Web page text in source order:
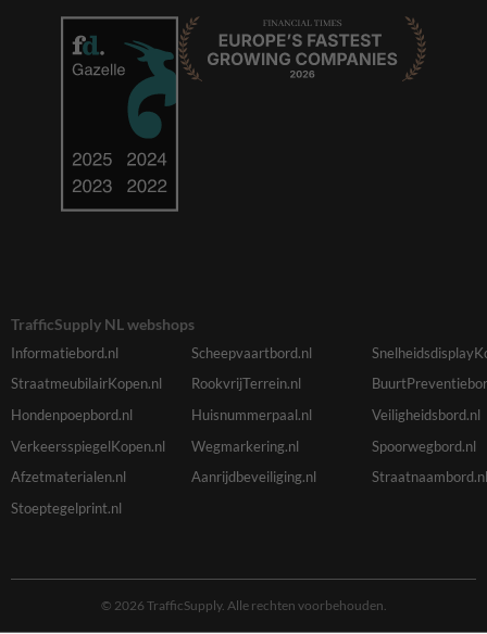
TrafficSupply NL webshops
Informatiebord.nl Scheepvaartbord.nl
StraatmeubilairKopen.nl
RookvrijTerrein.nl
Hondenpoepbord.nl
Huisnummerpaal.nl
Veiligheidsbord.nl
VerkeersspiegelKopen.nl
Wegmarkering.nl
Spoorwegbord.nl
Afzetmaterialen.nl
Aanrijdbeveiliging.nl
Straatnaambord.nl
Stoeptegelprint.nl
© 2026 TrafficSupply. Alle rechten voorbehouden.